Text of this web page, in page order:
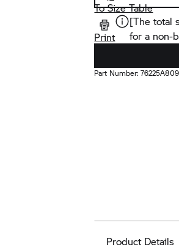
To Size Table
Print
[The total
for a non-
Part Number:
Product Details